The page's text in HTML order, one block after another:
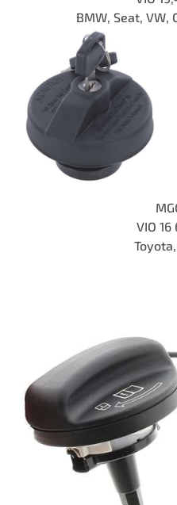
BMW, Seat, VW,
VIO 16